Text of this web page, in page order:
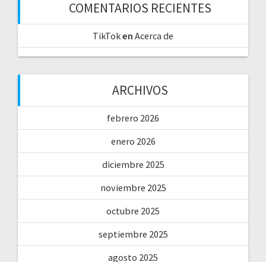
COMENTARIOS RECIENTES
TikToken Acerca de
ARCHIVOS
febrero 2026
enero 2026
diciembre 2025
noviembre 2025
octubre 2025
septiembre 2025
agosto 2025